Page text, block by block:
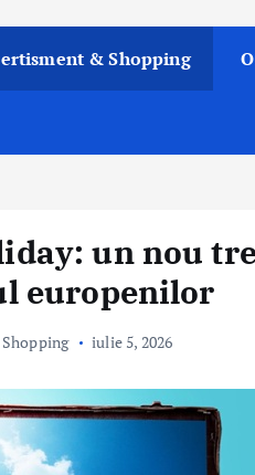
& Shopping
un nou
europenilor
iulie 5, 2026